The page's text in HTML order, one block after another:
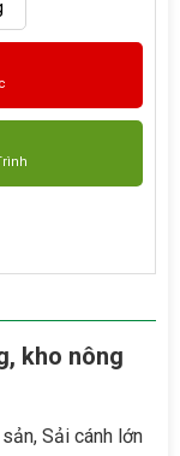
kho nông
Sải cánh lớn